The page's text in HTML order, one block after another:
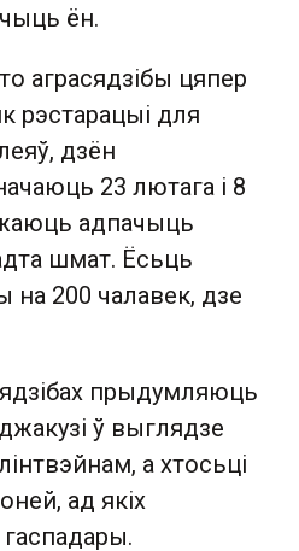
ён.
аграсядзібы цяпер
рэстарацыі для
дзён
23 лютага і 8
адпачыць
шмат. Ёсьць
на 200 чалавек, дзе
прыдумляюць
ў выглядзе
а хтосьці
ад якіх